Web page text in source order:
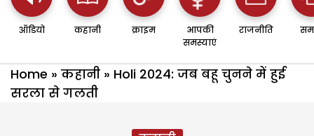
ऑडियो कहानी क्राइम
आपकी
समस्याएं
राजनीति
Home » कहानी » Holi 2024: जब बहू चुनने में हुई
सरला से गलती